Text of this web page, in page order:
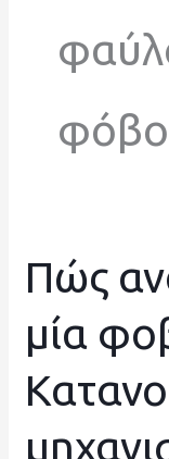
Πώς
μία
Πώς
αναπτύσσεται
φοβία;
Κατανοώντας
τους
μηχανισμούς